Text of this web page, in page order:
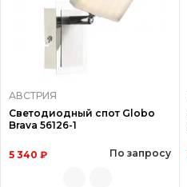
АВСТРИЯ
Светодиодный спот Globo
Brava 56126-1
5 340 ₽ По запросу